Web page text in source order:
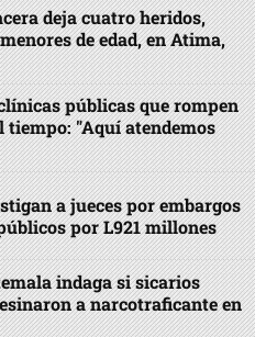
deja cuatro heridos,
de edad, en Atima,
públicas que rompen
tiempo: "Aquí atendemos
a jueces por embargos
por L921 millones
indaga si sicarios
a narcotraficante en